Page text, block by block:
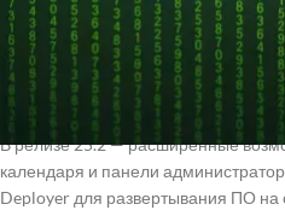
WorkSpace обновила «Почту» и
катастрофоустойчивость и защиту
обновленную версию платформы
контуре компании.
В релизе 25.2 — расширенные
календаря и панели
Deployer для развертывания ПО на